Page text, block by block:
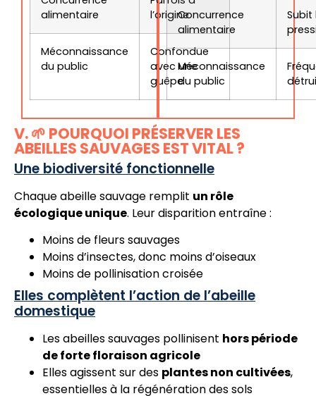
alimentaire
l’origine
Méconnaissance
du public
Confondue
avec une
guêpe
Concurrence
alimentaire
Subit
Méconnaissance
du public
V. 🌱 POURQUOI PRÉSERVER LES
ABEILLES SAUVAGES EST VITAL ?
Une biodiversité fonctionnelle
Chaque abeille sauvage remplit un rôle
écologique unique. Leur disparition entraîne :
Moins de fleurs sauvages
Moins d’insectes, donc moins d’oiseaux
Moins de pollinisation croisée
Elles complètent l’action de l’abeille
domestique
Les abeilles sauvages pollinisent hors période
de forte floraison agricole
Elles agissent sur des plantes non cultivées,
essentielles à la régénération des sols